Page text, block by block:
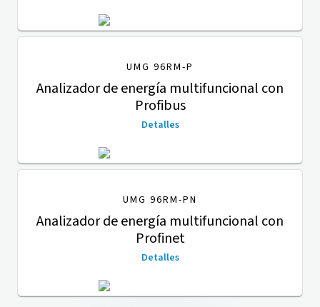
UMG 96RM-P
Analizador de energía multifuncional con
Profibus
Detalles
UMG 96RM-PN
Analizador de energía multifuncional con
Profinet
Detalles